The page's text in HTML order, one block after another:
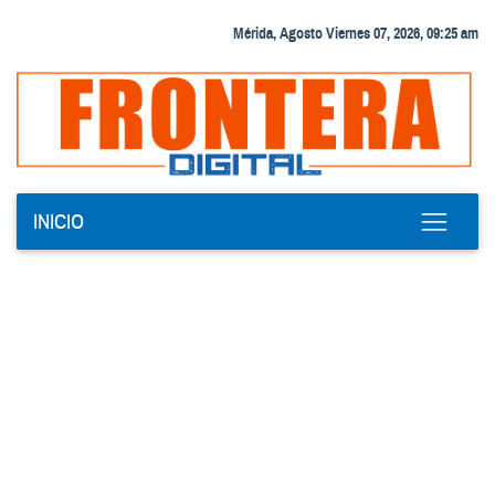
Mérida, Agosto Viernes 07, 2026, 09:25 am
INICIO